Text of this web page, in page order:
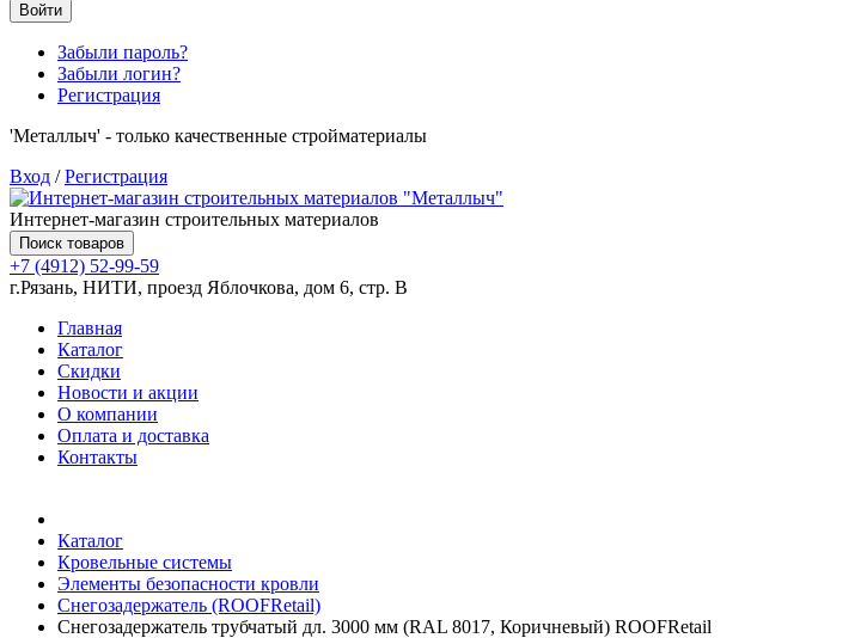
Войти
Забыли пароль?
Забыли логин?
Регистрация
'Металлыч' - только качественные стройматериалы
Вход /Регистрация
Интернет-магазин строительных материалов
Поиск товаров
+7 (4912) 52-99-59
г.Рязань, НИТИ, проезд Яблочкова, дом 6, стр. В
Главная
Каталог
Скидки
Новости и акции
О компании
Оплата и доставка
Контакты
Каталог
Кровельные системы
Элементы безопасности кровли
Снегозадержатель (ROOFRetail)
Снегозадержатель трубчатый дл. 3000 мм (RAL 8017, Коричневый) ROOFRetail